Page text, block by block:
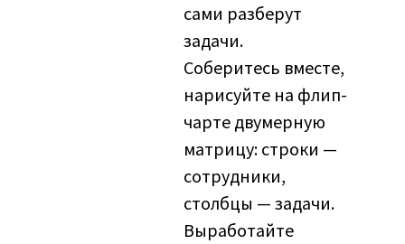
сами разберут
задачи.
Соберитесь вместе,
нарисуйте на флип-
чарте двумерную
матрицу: строки —
сотрудники,
столбцы — задачи.
Выработайте